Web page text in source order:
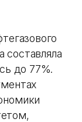
до 77%.